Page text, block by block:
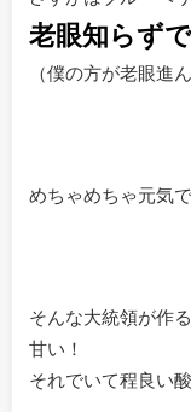
老眼知らず
（僕の方が老眼進
めちゃめちゃ元気で
そんな大統領が作
甘い！
それでいて程良い